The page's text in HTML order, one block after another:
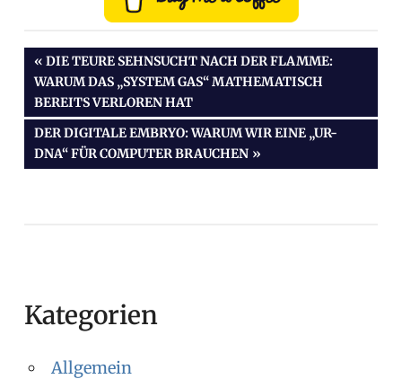
Beitragsnavigation
VORHERIGER
BEITRAG:
DIE TEURE SEHNSUCHT NACH DER FLAMME:
WARUM DAS „SYSTEM GAS“ MATHEMATISCH
BEREITS VERLOREN HAT
NÄCHSTER
BEITRAG:
DER DIGITALE EMBRYO: WARUM WIR EINE „UR-
DNA“ FÜR COMPUTER BRAUCHEN
Kategorien
Allgemein